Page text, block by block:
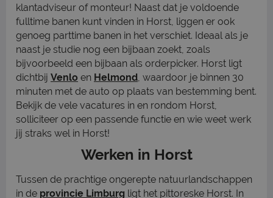
klantadviseur of monteur! Naast dat je voldoende
fulltime banen kunt vinden in Horst, liggen er ook
genoeg parttime banen in het verschiet. Ideaal als je
naast je studie nog een bijbaan zoekt, zoals
bijvoorbeeld een bijbaan als orderpicker. Horst ligt
dichtbij Venlo en Helmond, waardoor je binnen 30
minuten met de auto op plaats van bestemming bent.
Bekijk de vele vacatures in en rondom Horst,
solliciteer op een passende functie en wie weet werk
jij straks wel in Horst!
Werken in Horst
Tussen de prachtige ongerepte natuurlandschappen
in de provincie Limburg ligt het pittoreske Horst. In